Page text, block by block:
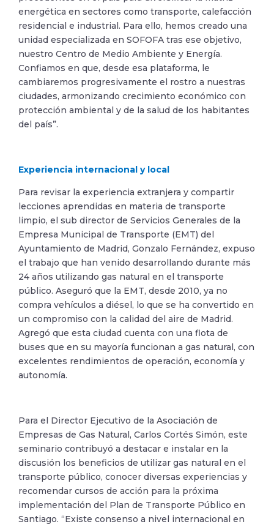
energética en sectores como transporte, calefacción
residencial e industrial. Para ello, hemos creado una
unidad especializada en SOFOFA tras ese objetivo,
nuestro Centro de Medio Ambiente y Energía.
Confiamos en que, desde esa plataforma, le
cambiaremos progresivamente el rostro a nuestras
ciudades, armonizando crecimiento económico con
protección ambiental y de la salud de los habitantes
del país”.
Experiencia internacional y local
Para revisar la experiencia extranjera y compartir
lecciones aprendidas en materia de transporte
limpio, el sub director de Servicios Generales de la
Empresa Municipal de Transporte (EMT) del
Ayuntamiento de Madrid, Gonzalo Fernández, expuso
el trabajo que han venido desarrollando durante más
24 años utilizando gas natural en el transporte
público. Aseguró que la EMT, desde 2010, ya no
compra vehículos a diésel, lo que se ha convertido en
un compromiso con la calidad del aire de Madrid.
Agregó que esta ciudad cuenta con una flota de
buses que en su mayoría funcionan a gas natural, con
excelentes rendimientos de operación, economía y
autonomía.
Para el Director Ejecutivo de la Asociación de
Empresas de Gas Natural, Carlos Cortés Simón, este
seminario contribuyó a destacar e instalar en la
discusión los beneficios de utilizar gas natural en el
transporte público, conocer diversas experiencias y
recomendar cursos de acción para la próxima
implementación del Plan de Transporte Público en
Santiago. “Existe consenso a nivel internacional en